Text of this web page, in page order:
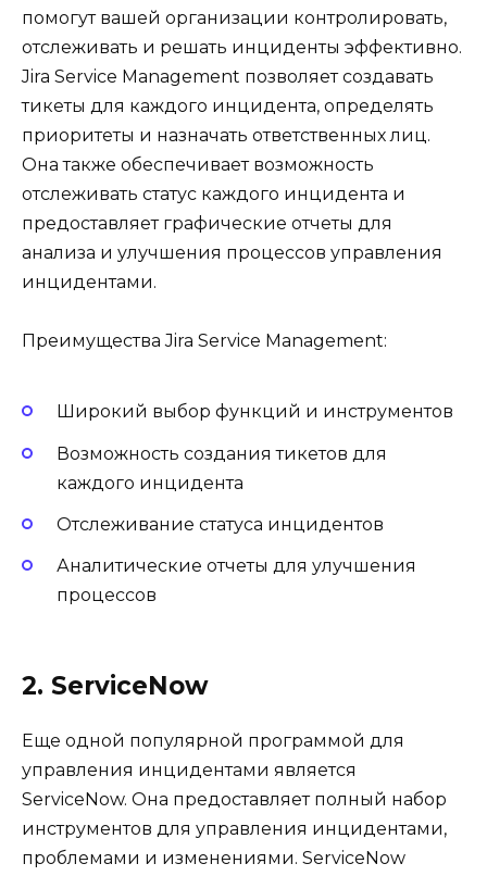
помогут вашей организации контролировать,
отслеживать и решать инциденты эффективно.
Jira Service Management позволяет создавать
тикеты для каждого инцидента, определять
приоритеты и назначать ответственных лиц.
Она также обеспечивает возможность
отслеживать статус каждого инцидента и
предоставляет графические отчеты для
анализа и улучшения процессов управления
инцидентами.
Преимущества Jira Service Management:
Широкий выбор функций и инструментов
Возможность создания тикетов для
каждого инцидента
Отслеживание статуса инцидентов
Аналитические отчеты для улучшения
процессов
2. ServiceNow
Еще одной популярной программой для
управления инцидентами является
ServiceNow. Она предоставляет полный набор
инструментов для управления инцидентами,
проблемами и изменениями. ServiceNow